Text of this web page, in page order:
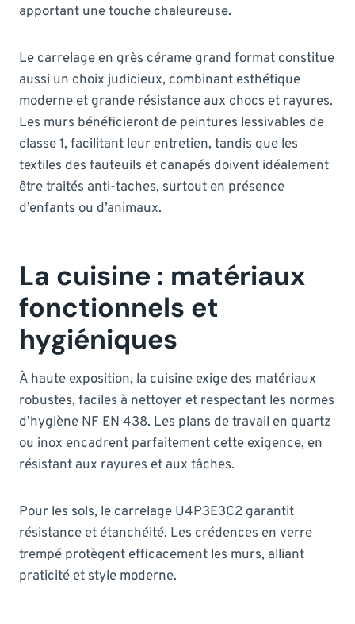
apportant une touche chaleureuse.
Le carrelage en grès cérame grand format constitue
aussi un choix judicieux, combinant esthétique
moderne et grande résistance aux chocs et rayures.
Les murs bénéficieront de peintures lessivables de
classe 1, facilitant leur entretien, tandis que les
textiles des fauteuils et canapés doivent idéalement
être traités anti-taches, surtout en présence
d’enfants ou d’animaux.
La cuisine : matériaux
fonctionnels et
hygiéniques
À haute exposition, la cuisine exige des matériaux
robustes, faciles à nettoyer et respectant les normes
d’hygiène NF EN 438. Les plans de travail en quartz
ou inox encadrent parfaitement cette exigence, en
résistant aux rayures et aux tâches.
Pour les sols, le carrelage U4P3E3C2 garantit
résistance et étanchéité. Les crédences en verre
trempé protègent efficacement les murs, alliant
praticité et style moderne.